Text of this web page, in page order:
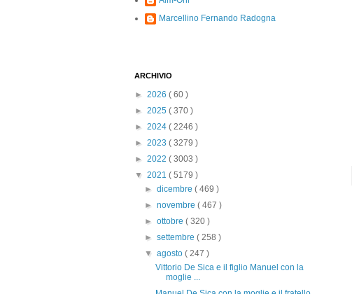
Marcellino Fernando Radogna
ARCHIVIO
► 2026 ( 60 )
► 2025 ( 370 )
► 2024 ( 2246 )
► 2023 ( 3279 )
► 2022 ( 3003 )
▼ 2021 ( 5179 )
►dicembre( 469 )
►novembre( 467 )
►ottobre( 320 )
►settembre( 258 )
▼agosto( 247 )
Vittorio De Sica e il figlio Manuel con la
moglie ...